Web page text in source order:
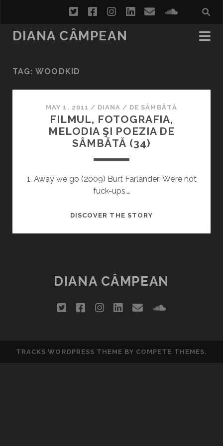
twitterfacebookinstagram
linkedin
email
DIANA CÂMPEAN
TAG: WOODKID
MAY 1, 2011 / DIANA / DE SÂMBĂTĂ
FILMUL, FOTOGRAFIA,
MELODIA ŞI POEZIA DE
SÂMBĂTĂ (34)
1. Away we go (2009) Burt Farlander: We’re not
fuck-ups.…
DISCOVER THE STORYFILMUL,
SÂMBĂTĂ
DIANA CÂMPEAN
twitterfacebookinstagram
linkedin
emailsoundcloud
TRACKS WORDPRESS THEME BY COMPETE THEMES.